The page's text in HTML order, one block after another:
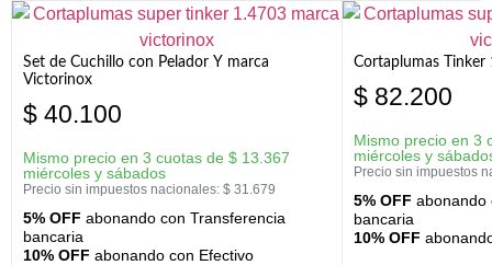
Set de Cuchillo con Pelador Y marca
Victorinox
$ 40.100
Mismo precio en 3 cuotas de $ 13.367
miércoles y sábados
Precio sin impuestos nacionales: $ 31.679
5% OFF abonando con Transferencia
bancaria
10% OFF abonando con Efectivo
Cortaplumas
$ 82.200
Mismo precio en 3
miércoles y
Precio sin impuestos
5% OFF abonando
bancaria
10% OFF